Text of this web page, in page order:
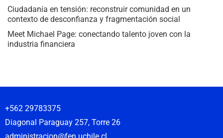
Ciudadanía en tensión: reconstruir comunidad en un
contexto de desconfianza y fragmentación social
Meet Michael Page: conectando talento joven con la
industria financiera
+562 29783375
Diagonal Paraguay 257, Torre 26